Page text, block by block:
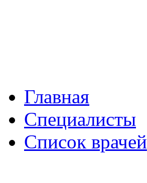
Главная
Специалисты
Список врачей